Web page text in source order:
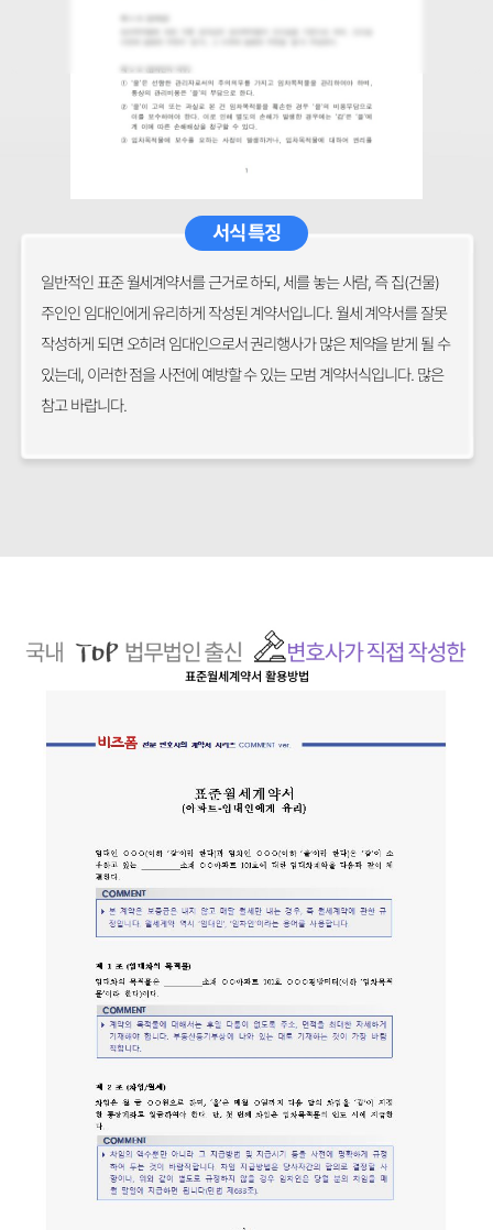
서식 특징
일반적인 표준 월세계약서를 근거로 하되, 세를 놓는 사람, 즉 집(건물)
주인인 임대인에게 유리하게 작성된 계약서입니다. 월세 계약서를 잘못
작성하게 되면 오히려 임대인으로서 권리행사가 많은 제약을 받게 될 수
있는데, 이러한 점을 사전에 예방할 수 있는 모범 계약서식입니다. 많은
참고 바랍니다.
표준월세계약서 활용방법